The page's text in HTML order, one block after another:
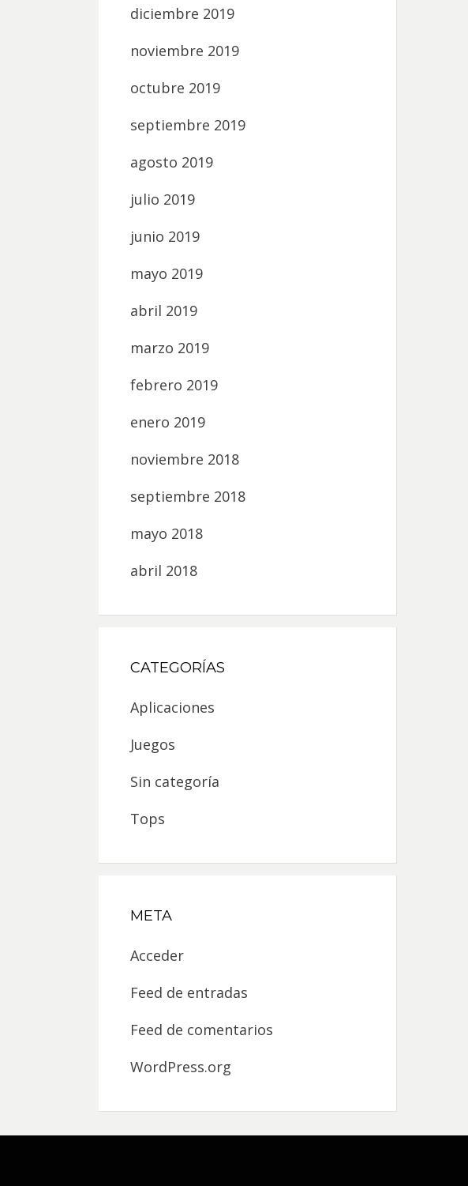
diciembre 2019
noviembre 2019
octubre 2019
septiembre 2019
agosto 2019
julio 2019
junio 2019
mayo 2019
abril 2019
marzo 2019
febrero 2019
enero 2019
noviembre 2018
septiembre 2018
mayo 2018
abril 2018
CATEGORÍAS
Aplicaciones
Juegos
Sin categoría
Tops
META
Acceder
Feed de entradas
Feed de comentarios
WordPress.org